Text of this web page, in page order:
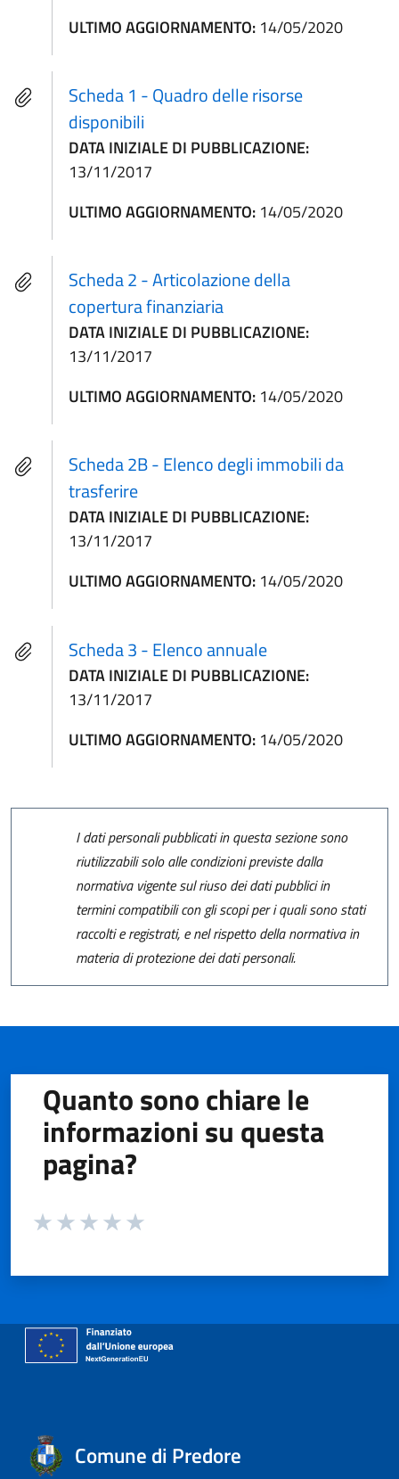
ULTIMO AGGIORNAMENTO: 14/05/2020
Scheda 1 - Quadro delle risorse
disponibili
DATA INIZIALE DI PUBBLICAZIONE:
13/11/2017
ULTIMO AGGIORNAMENTO: 14/05/2020
Scheda 2 - Articolazione della
copertura finanziaria
DATA INIZIALE DI PUBBLICAZIONE:
13/11/2017
ULTIMO AGGIORNAMENTO: 14/05/2020
Scheda 2B - Elenco degli immobili da
trasferire
DATA INIZIALE DI PUBBLICAZIONE:
13/11/2017
ULTIMO AGGIORNAMENTO: 14/05/2020
Scheda 3 - Elenco annuale
DATA INIZIALE DI PUBBLICAZIONE:
13/11/2017
ULTIMO AGGIORNAMENTO: 14/05/2020
I dati personali pubblicati in questa sezione sono
riutilizzabili solo alle condizioni previste dalla
normativa vigente sul riuso dei dati pubblici in
termini compatibili con gli scopi per i quali sono stati
raccolti e registrati, e nel rispetto della normativa in
materia di protezione dei dati personali.
Quanto sono chiare le
informazioni su questa
pagina?
Valuta da 1 a 5 stelle la pagina
Comune di Predore